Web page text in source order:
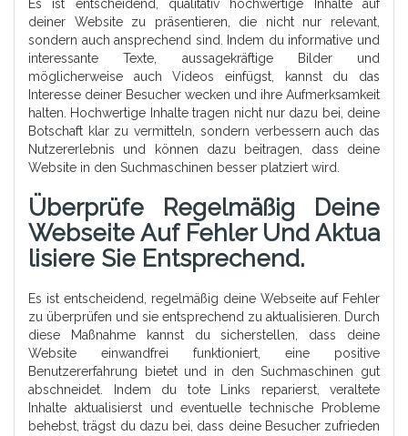
Es ist entscheidend, qualitativ hochwertige Inhalte auf
deiner Website zu präsentieren, die nicht nur relevant,
sondern auch ansprechend sind. Indem du informative und
interessante Texte, aussagekräftige Bilder und
möglicherweise auch Videos einfügst, kannst du das
Interesse deiner Besucher wecken und ihre Aufmerksamkeit
halten. Hochwertige Inhalte tragen nicht nur dazu bei, deine
Botschaft klar zu vermitteln, sondern verbessern auch das
Nutzererlebnis und können dazu beitragen, dass deine
Website in den Suchmaschinen besser platziert wird.
Überprüfe Regelmäßig Deine
Webseite Auf Fehler Und Aktua
Lisiere Sie Entsprechend.
Es ist entscheidend, regelmäßig deine Webseite auf Fehler
zu überprüfen und sie entsprechend zu aktualisieren. Durch
diese Maßnahme kannst du sicherstellen, dass deine
Website einwandfrei funktioniert, eine positive
Benutzererfahrung bietet und in den Suchmaschinen gut
abschneidet. Indem du tote Links reparierst, veraltete
Inhalte aktualisierst und eventuelle technische Probleme
behebst, trägst du dazu bei, dass deine Besucher zufrieden